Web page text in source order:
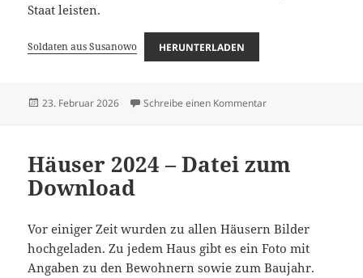
Staat leisten.
Soldaten aus Susanowo HERUNTERLADEN
Veröffentlicht
23. Februar 2026 Schreibe einen Kommentarzu Soldaten aus
Häuser 2024 – Datei zum
Download
Vor einiger Zeit wurden zu allen Häusern Bilder
hochgeladen. Zu jedem Haus gibt es ein Foto mit
Angaben zu den Bewohnern sowie zum Baujahr.